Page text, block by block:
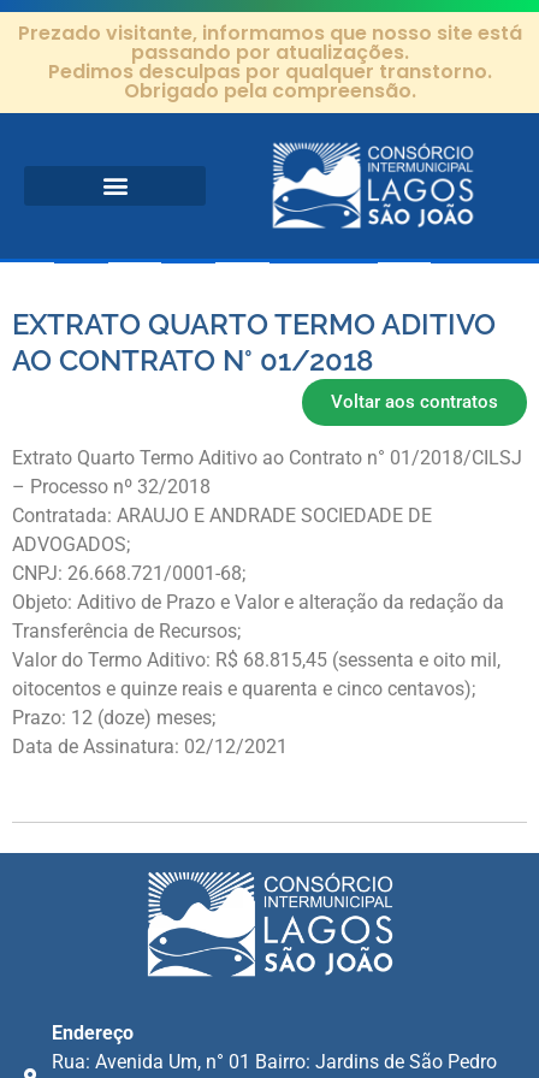
Prezado visitante, informamos que nosso site está
passando por atualizações.
Pedimos desculpas por qualquer transtorno.
Obrigado pela compreensão.
EXTRATO QUARTO TERMO ADITIVO
AO CONTRATO N° 01/2018
Voltar aos contratos
Extrato Quarto Termo Aditivo ao Contrato n° 01/2018/CILSJ
– Processo nº 32/2018
Contratada: ARAUJO E ANDRADE SOCIEDADE DE
ADVOGADOS;
CNPJ: 26.668.721/0001-68;
Objeto: Aditivo de Prazo e Valor e alteração da redação da
Transferência de Recursos;
Valor do Termo Aditivo: R$ 68.815,45 (sessenta e oito mil,
oitocentos e quinze reais e quarenta e cinco centavos);
Prazo: 12 (doze) meses;
Data de Assinatura: 02/12/2021
Endereço
Rua: Avenida Um, n° 01 Bairro: Jardins de São Pedro